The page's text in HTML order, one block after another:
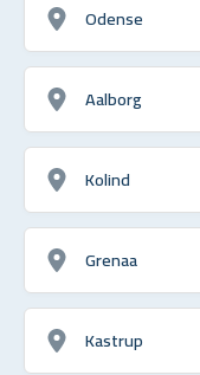
Odense
Aalborg
Kolind
Grenaa
Kastrup